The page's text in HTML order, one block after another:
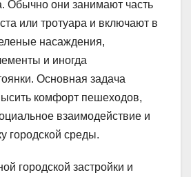
Обычно они занимают часть
или тротуара и включают в
насаждения,
и иногда
Основная задача
комфорт пешеходов,
взаимодействие и
городской среды.
городской застройки и